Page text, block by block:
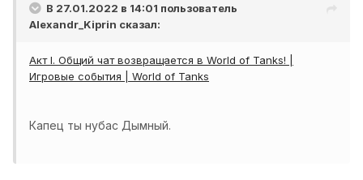
В 27.01.2022 в 14:01 пользователь
Alexandr_Kiprin сказал:
Акт I. Общий чат возвращается в World of Tanks! |
Игровые события | World of Tanks
Капец ты нубас Дымный.